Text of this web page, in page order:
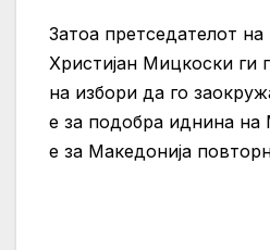
Затоа претседателот
Христијан Мицкоски ги
на избори да го
е за подобра иднина на
е за Македонија